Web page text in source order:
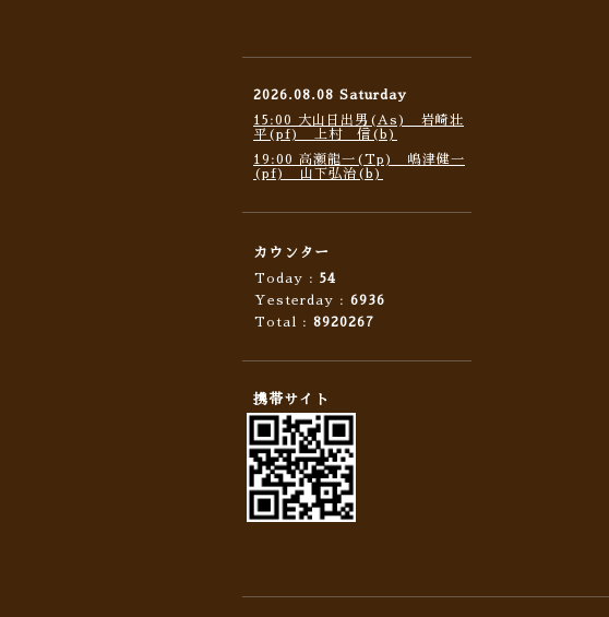
2026.08.08 Saturday
15:00 大山日出男(As) 岩崎壮
平(pf) 上村 信(b)
19:00 高瀬龍一(Tp) 嶋津健一
(pf) 山下弘治(b)
カウンター
Today : 54
Yesterday : 6936
Total : 8920267
携帯サイト